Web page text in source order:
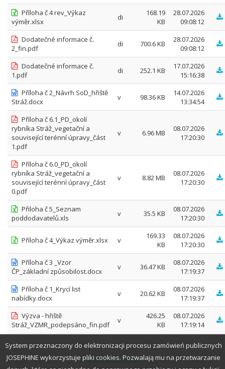
Příloha č 4 rev_Výkaz
výměr.xlsx
di
168.19
KB
28.07.2026
09:08:12
Dodatečné informace č.
2_fin.pdf
di 700.6 KB
28.07.2026
09:08:12
Dodatečné informace č.
1.pdf
di 252.1 KB
17.07.2026
15:16:38
Příloha č 2_Návrh SoD_hřiště
Stráž.docx
v 98.36 KB
14.07.2026
13:34:54
Příloha č 6.1_PD_okolí
rybníka Stráž_vegetační a
související terénní úpravy_část
1.pdf
v 6.96 MB
08.07.2026
17:20:30
Příloha č 6.0_PD_okolí
rybníka Stráž_vegetační a
související terénní úpravy_část
0.pdf
v 8.82 MB
08.07.2026
17:20:30
Přiloha č 5_Seznam
poddodavatelů.xls
v 35.5 KB
08.07.2026
17:20:30
Příloha č 4_Výkaz výměr.xlsx v
169.33
KB
08.07.2026
17:20:30
Příloha č 3 _Vzor
ČP_základní způsobilost.docx
v 36.47 KB
08.07.2026
17:19:37
Příloha č 1_Krycí list
nabídky.docx
v 20.62 KB
08.07.2026
17:19:37
Výzva - hřiště
Stráž_VZMR_podepsáno_fin.pdf
v
426.25
KB
08.07.2026
17:19:14
© 2026 PROEBIZ s.r.o. |WSPARCIE/KONTAKT- tel.: +48 222 139 900, e-
System przeznaczony do elektronizacji procesu zamówień publicznych
JOSEPHINE wykorzystuje pliki cookies. Pozwalają mu na przetwarzanie